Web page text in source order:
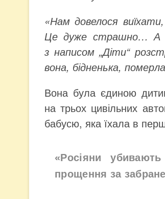
«Нам довелося
Це дуже страшно… А
з написом „Діти“
вона, бідненька,
Вона була єдиною
на трьох цивільних
бабусю, яка їхала в
«Росіяни
прощення за